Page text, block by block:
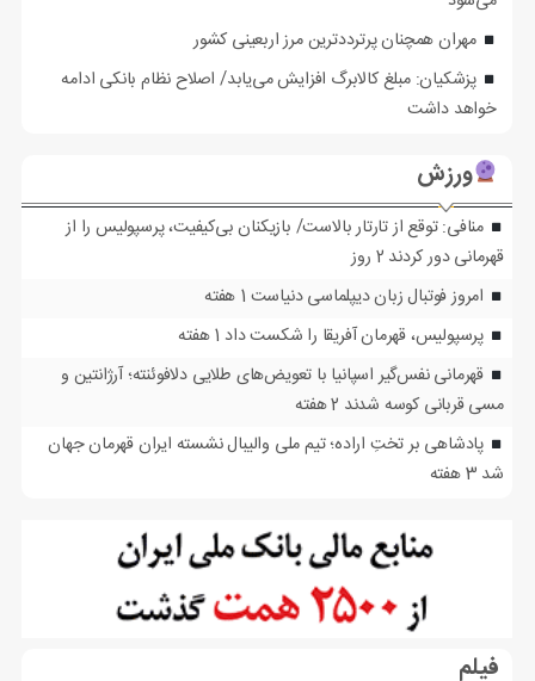
مهران همچنان پرترددترین مرز اربعینی کشور
پزشکیان: مبلغ کالابرگ افزایش می‌یابد/ اصلاح نظام بانکی ادامه
خواهد داشت
ورزش
منافی: توقع از تارتار بالاست/ بازیکنان بی‌کیفیت، پرسپولیس را از
قهرمانی دور کردند 2 روز
امروز فوتبال زبان دیپلماسی دنیاست 1 هفته
پرسپولیس، قهرمان آفریقا را شکست داد 1 هفته
قهرمانی نفس‌گیر اسپانیا با تعویض‌های طلایی دلافوئنته؛ آرژانتین و
مسی قربانی کوسه شدند 2 هفته
پادشاهی بر تختِ اراده؛ تیم ملی والیبال نشسته ایران قهرمان جهان
شد 3 هفته
فیلم